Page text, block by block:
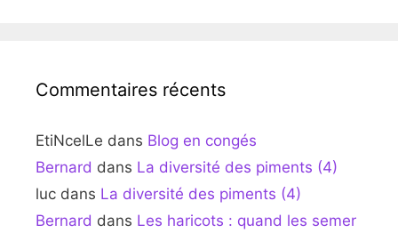
Commentaires récents
EtiNcelLe dans Blog en congés
Bernard dans La diversité des piments (4)
luc dans La diversité des piments (4)
Bernard dans Les haricots : quand les semer